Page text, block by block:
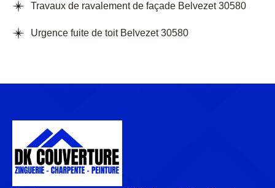
Travaux de ravalement de façade Belvezet 30580
Urgence fuite de toit Belvezet 30580